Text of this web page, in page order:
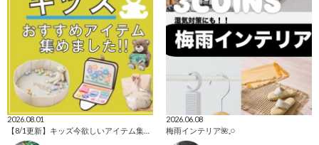
2026.08.01
2026.06.08
梅雨インテリア🌺𓈒𓏸